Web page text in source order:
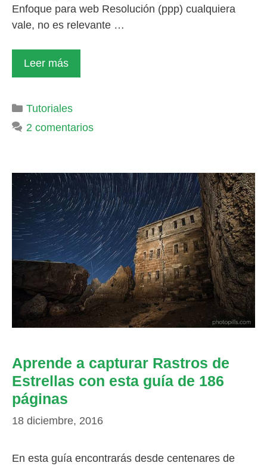
Enfoque para web Resolución (ppp) cualquiera
vale, no es relevante …
Leer más
Categorías
Tutoriales
2 comentarios
Aprende a capturar Rastros de
Estrellas con esta guía de 186
páginas
18 diciembre, 2016
En esta guía encontrarás desde centenares de